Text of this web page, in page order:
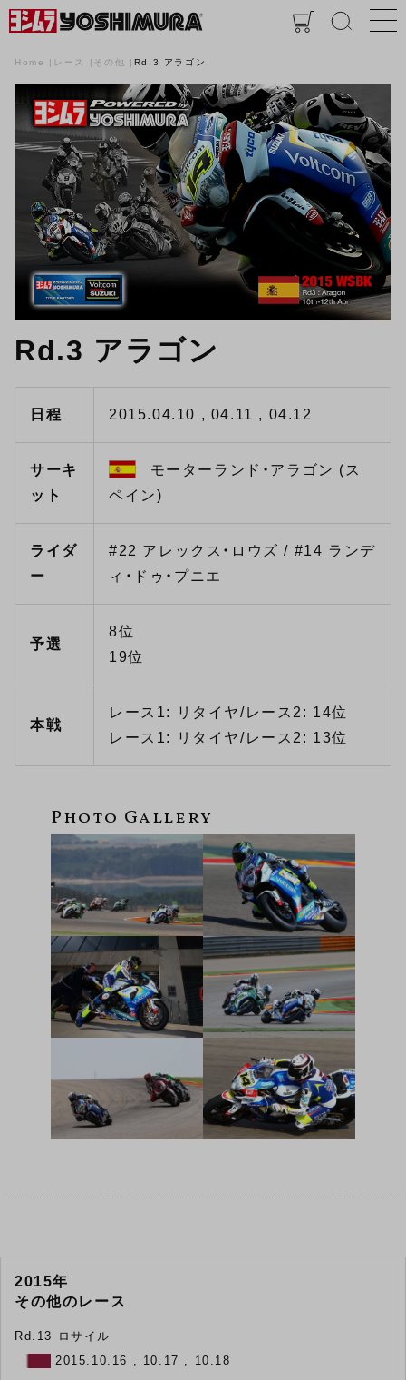
Home レース その他 Rd.3 アラゴン
Rd.3 アラゴン
日程 2015.04.10 , 04.11 , 04.12
サーキ
ット
モーターランド・アラゴン (ス
ペイン)
ライダ
ー
#22 アレックス・ロウズ / #14 ランデ
ィ・ドゥ・プニエ
予選
8位
19位
本戦
レース1: リタイヤ/レース2: 14位
レース1: リタイヤ/レース2: 13位
2015年
その他のレース
Rd.13 ロサイル
2015.10.16 , 10.17 , 10.18